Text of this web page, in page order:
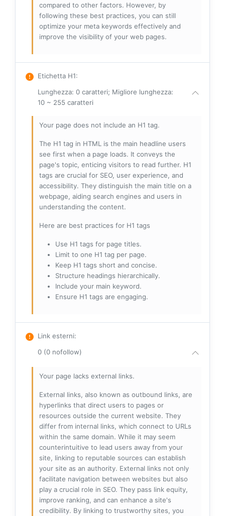
compared to other factors. However, by
following these best practices, you can still
optimize your meta keywords effectively and
improve the visibility of your web pages.
Etichetta H1:
Lunghezza: 0 caratteri; Migliore lunghezza:
10 ~ 255 caratteri
Your page does not include an H1 tag.
The H1 tag in HTML is the main headline users
see first when a page loads. It conveys the
page's topic, enticing visitors to read further. H1
tags are crucial for SEO, user experience, and
accessibility. They distinguish the main title on a
webpage, aiding search engines and users in
understanding the content.
Here are best practices for H1 tags
Use H1 tags for page titles.
Limit to one H1 tag per page.
Keep H1 tags short and concise.
Structure headings hierarchically.
Include your main keyword.
Ensure H1 tags are engaging.
Link esterni:
0 (0 nofollow)
Your page lacks external links.
External links, also known as outbound links, are
hyperlinks that direct users to pages or
resources outside the current website. They
differ from internal links, which connect to URLs
within the same domain. While it may seem
counterintuitive to lead users away from your
site, linking to reputable sources can establish
your site as an authority. External links not only
facilitate navigation between websites but also
play a crucial role in SEO. They pass link equity,
improve ranking, and can enhance a site's
credibility. By linking to trustworthy sites, you